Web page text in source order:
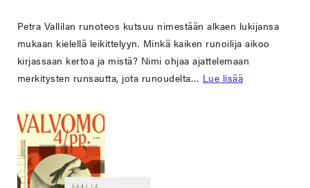
Petra Vallilan runoteos kutsuu nimestään alkaen lukijansa
mukaan kielellä leikittelyyn. Minkä kaiken runoilija aikoo
kirjassaan kertoa ja mistä? Nimi ohjaa ajattelemaan
merkitysten runsautta, jota runoudelta… Lue lisää